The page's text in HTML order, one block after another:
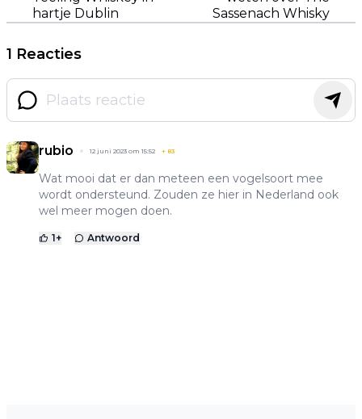
hartje Dublin
Sassenach Whisky
1 Reacties
rubio 12 juni 2023 om 15:52 + 83
Wat mooi dat er dan meteen een vogelsoort mee
wordt ondersteund. Zouden ze hier in Nederland ook
wel meer mogen doen.
1+ Antwoord